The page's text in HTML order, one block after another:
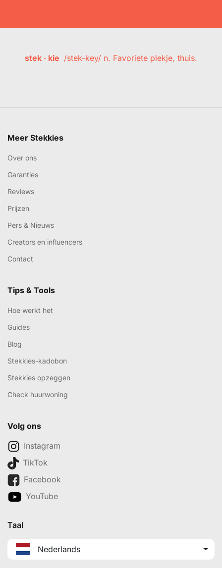
stek · kie /stek-key/ n. Favoriete plekje, thuis.
Meer Stekkies
Over ons
Garanties
Reviews
Prijzen
Pers & Nieuws
Creators en influencers
Contact
Tips & Tools
Hoe werkt het
Guides
Blog
Stekkies-kadobon
Stekkies opzeggen
Check huurwoning
Volg ons
Instagram
TikTok
Facebook
YouTube
Taal
Nederlands